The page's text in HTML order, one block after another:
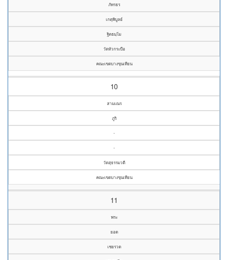
ภัทรธร
เกตุพิบูลย์
ฐิตธมฺโม
วัดหัวกระบือ
คณะเขตบางขุนเทียน
10
สามเณร
ภูริ
-
-
วัดสุธรรมวดี
คณะเขตบางขุนเทียน
11
พระ
ยอด
เชยรวด